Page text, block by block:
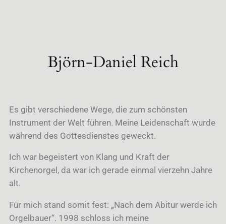
Björn-Daniel Reich
Es gibt verschiedene Wege, die zum schönsten
Instrument der Welt führen. Meine Leidenschaft wurde
während des Gottesdienstes geweckt.
Ich war begeistert von Klang und Kraft der
Kirchenorgel, d a war ich gerade einmal vierzehn Jahre
alt.
Für mich stand somit fest: „Nach dem Abitur werde ich
Orgelbauer“. 1998 schloss ich meine